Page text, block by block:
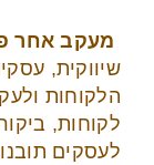
מעקב אחר
שיווקית,
הלקוחות
לקוחות,
לעסקים